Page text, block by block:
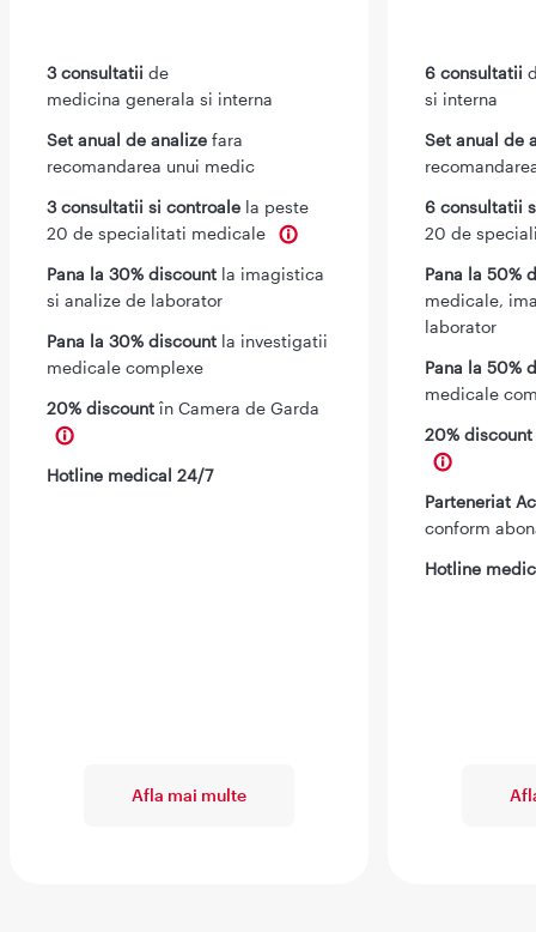
3 consultatii de
medicina generala si interna
Set anual de analize fara
recomandarea unui medic
3 consultatii si controale la peste
20 de specialitati medicale
Pana la 30% discount la imagistica
si analize de laborator
Pana la 30% discount la investigatii
medicale complexe
20% discount în Camera de Garda
Hotline medical 24/7
Afla mai multe
6 consultatii
si interna
Set anual de
6 consultatii
20 de
Pana la 50%
medicale,
laborator
Pana la 50%
medicale
20%
Parteneriat
conform
Hotline